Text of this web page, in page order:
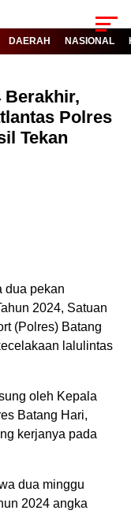
DAERAH NASIONAL
Berakhir,
Polres
Tekan
dua pekan
2024, Satuan
(Polres) Batang
lalulintas
oleh Kepala
Batang Hari,
kerjanya pada
dua minggu
2024 angka